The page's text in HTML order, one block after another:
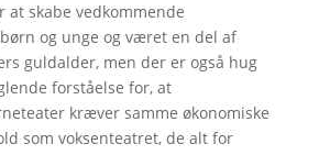
skabe vedkommende
og unge og været en del af
guldalder, men der er også hug
forståelse for, at
kræver samme økonomiske
som voksenteatret, de alt for